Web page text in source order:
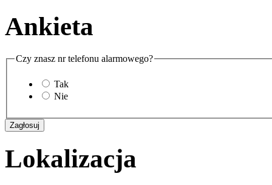
Ankieta
Czy znasz nr telefonu alarmowego?
Tak
Nie
Lokalizacja